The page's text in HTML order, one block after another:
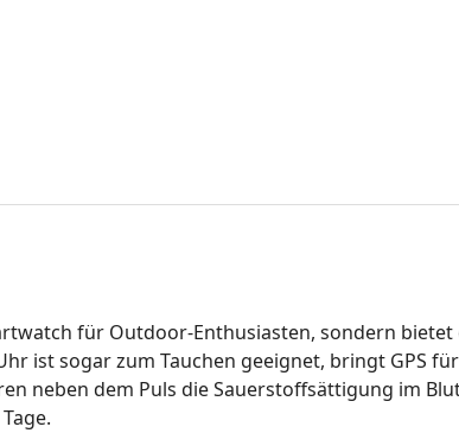
für Outdoor-Enthusiasten, sondern
ist sogar zum Tauchen geeignet, bringt GPS
neben dem Puls die Sauerstoffsättigung im